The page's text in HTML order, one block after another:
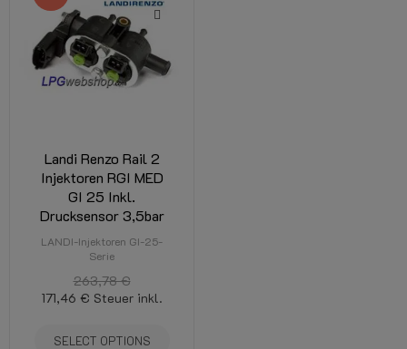
Landi Renzo Rail 2
Injektoren RGI MED
GI 25 Inkl.
Drucksensor 3,5bar
LANDI-Injektoren GI-25-
Serie
263,78 €
171,46 € Steuer inkl.
SELECT OPTIONS